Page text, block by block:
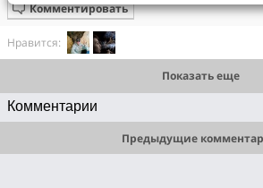
Комментировать
Нравится:
Показать еще
Комментарии
Предыдущие